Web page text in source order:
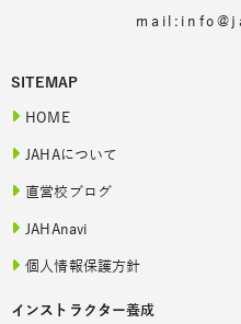
SITEMAP
HOME
JAHAについて
直営校ブログ
JAHAnavi
個人情報保護方針
インストラクター養成